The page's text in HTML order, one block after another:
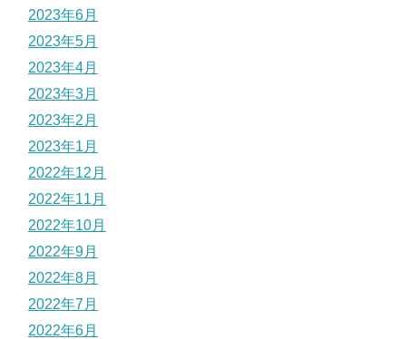
2023年6月
2023年5月
2023年4月
2023年3月
2023年2月
2023年1月
2022年12月
2022年11月
2022年10月
2022年9月
2022年8月
2022年7月
2022年6月